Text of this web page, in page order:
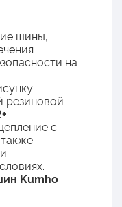
шины,
на
резиновой
с
Kumho